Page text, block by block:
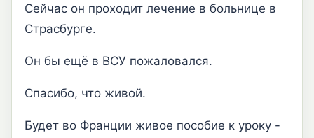
Сейчас он проходит лечение в больнице в
Страсбурге.
Он бы ещё в ВСУ пожаловался.
Спасибо, что живой.
Будет во Франции живое пособие к уроку -